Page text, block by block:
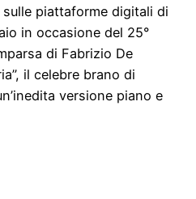
piattaforme digitali di
in occasione del 25°
di Fabrizio De
il celebre brano di
versione piano e